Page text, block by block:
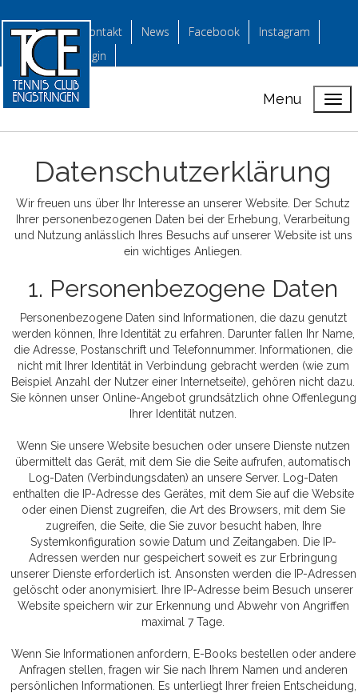
Kontakt News Facebook
Instagram
login
Menu
Datenschutzerklärung
Wir freuen uns über Ihr Interesse an unserer Website. Der Schutz
Ihrer personenbezogenen Daten bei der Erhebung, Verarbeitung
und Nutzung anlässlich Ihres Besuchs auf unserer Website ist uns
ein wichtiges Anliegen.
1. Personenbezogene Daten
Personenbezogene Daten sind Informationen, die dazu genutzt
werden können, Ihre Identität zu erfahren. Darunter fallen Ihr Name,
die Adresse, Postanschrift und Telefonnummer. Informationen, die
nicht mit Ihrer Identität in Verbindung gebracht werden (wie zum
Beispiel Anzahl der Nutzer einer Internetseite), gehören nicht dazu.
Sie können unser Online-Angebot grundsätzlich ohne Offenlegung
Ihrer Identität nutzen.
Wenn Sie unsere Website besuchen oder unsere Dienste nutzen
übermittelt das Gerät, mit dem Sie die Seite aufrufen, automatisch
Log-Daten (Verbindungsdaten) an unsere Server. Log-Daten
enthalten die IP-Adresse des Gerätes, mit dem Sie auf die Website
oder einen Dienst zugreifen, die Art des Browsers, mit dem Sie
zugreifen, die Seite, die Sie zuvor besucht haben, Ihre
Systemkonfiguration sowie Datum und Zeitangaben. Die IP-
Adressen werden nur gespeichert soweit es zur Erbringung
unserer Dienste erforderlich ist. Ansonsten werden die IP-Adressen
gelöscht oder anonymisiert. Ihre IP-Adresse beim Besuch unserer
Website speichern wir zur Erkennung und Abwehr von Angriffen
maximal 7 Tage.
Wenn Sie Informationen anfordern, E-Books bestellen oder andere
Anfragen stellen, fragen wir Sie nach Ihrem Namen und anderen
persönlichen Informationen. Es unterliegt Ihrer freien Entscheidung,